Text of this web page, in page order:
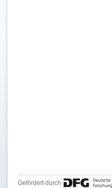
Gefördert durch